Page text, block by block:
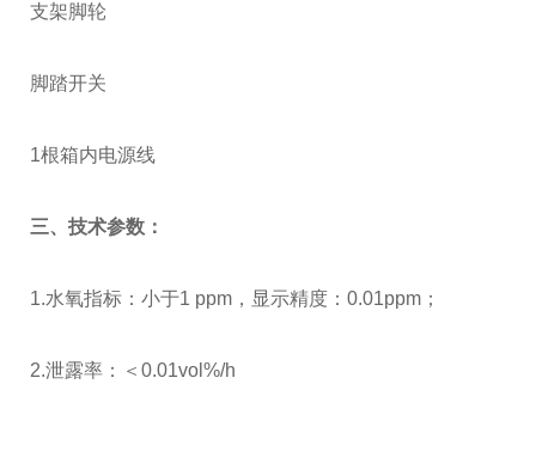
支架脚轮
脚踏开关
1根箱内电源线
三、 技术参数：
1.水氧指标： 小于1 ppm，显示精度：0.01ppm；
2.泄露率：＜ 0.01vol%/h